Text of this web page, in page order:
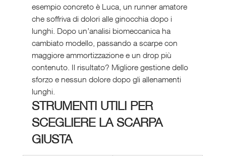
esempio concreto è Luca, un runner amatore
che soffriva di dolori alle ginocchia dopo i
lunghi. Dopo un’analisi biomeccanica ha
cambiato modello, passando a scarpe con
maggiore ammortizzazione e un drop più
contenuto. Il risultato? Migliore gestione dello
sforzo e nessun dolore dopo gli allenamenti
lunghi.
STRUMENTI UTILI PER
SCEGLIERE LA SCARPA
GIUSTA